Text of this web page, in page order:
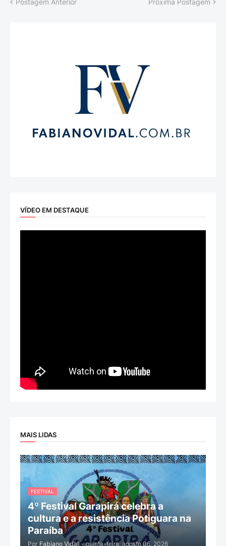
Postagem Anterior Próxima Postagem
VÍDEO EM DESTAQUE
MAIS LIDAS
FESTIVAL
4º Festival Garapirá celebra a
cultura e a resistência Potiguara na
Paraíba
Por Fabiano Vidal - quinta-feira, agosto 06, 2026